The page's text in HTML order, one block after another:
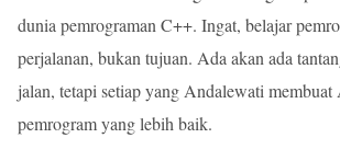
dunia pemrograman C++. Ingat, belajar
perjalanan, bukan tujuan. Ada akan ada
jalan, tetapi setiap yang Andalewati membuat
pemrogram yang lebih baik.